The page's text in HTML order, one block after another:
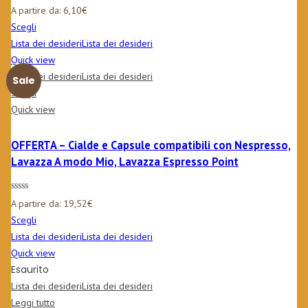
Valutato 5.00
su 5
A partire da: 6,10€
Scegli
Lista dei desideriLista dei desideri
Quick view
Sale
Lista dei desideriLista dei desideri
Scegli
Quick view
OFFERTA – Cialde e Capsule compatibili con Nespresso,
Lavazza A modo Mio, Lavazza Espresso Point
A partire da: 19,52€
Scegli
Lista dei desideriLista dei desideri
Quick view
Esaurito
Lista dei desideriLista dei desideri
Leggi tutto